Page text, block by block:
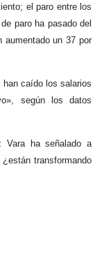
el paro entre los
paro ha pasado del
aumentado un 37 por
caído los salarios
según los datos
ha señalado a
transformando